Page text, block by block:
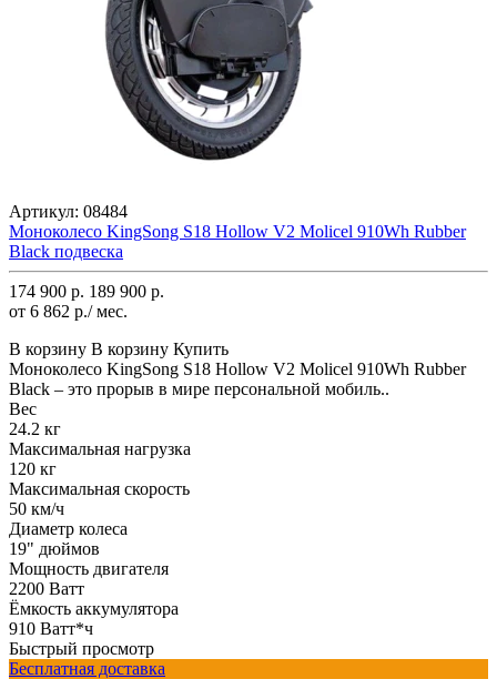
Артикул: 08484
Моноколесо KingSong S18 Hollow V2 Molicel 910Wh Rubber
Black подвеска
174 900 р. 189 900 р.
от 6 862 р./ мес.
В корзину В корзину Купить
Моноколесо KingSong S18 Hollow V2 Molicel 910Wh Rubber
Black – это прорыв в мире персональной мобиль..
Вес
24.2 кг
Максимальная нагрузка
120 кг
Максимальная скорость
50 км/ч
Диаметр колеса
19" дюймов
Мощность двигателя
2200 Ватт
Ёмкость аккумулятора
910 Ватт*ч
Быстрый просмотр
Бесплатная доставка